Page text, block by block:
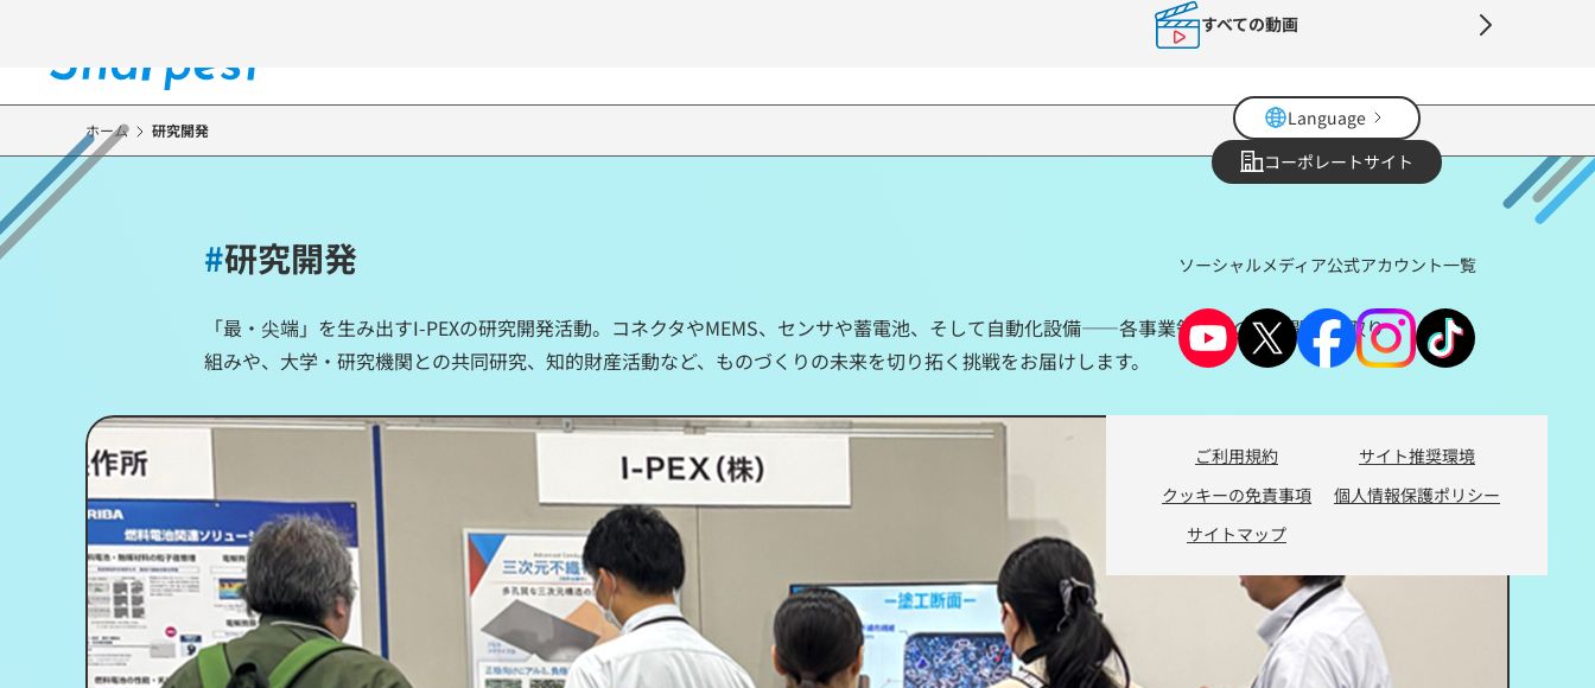
コ
テ
ツ
に
すべての動画
Language
コーポレートサイト
ソーシャルメディア公式アカウント一覧
ご利用規約
サイト推奨環境
クッキーの免責事項
個人情報保護ポリシー
サイトマップ
ホーム 研究開発
#研究開発
「最・尖端」を生み出すI-PEXの研究開発活動。コネクタやMEMS、センサや蓄電池、そして自動化設備――各事業領域での技術開発の取り
組みや、大学・研究機関との共同研究、知的財産活動など、ものづくりの未来を切り拓く挑戦をお届けします。